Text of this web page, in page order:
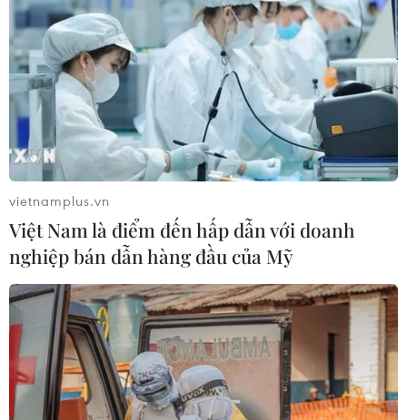
Người dân Thủ đô với muôn vàn cách
chống lại nắng nóng
29/05/2015 07:06
Để bảo vệ sức khỏe và chống chọi với cái nóng lên tới
40 độ C, người dân Thủ đô đã sáng tạo muôn vàn cách
vietnamplus.vn
Việt Nam là điểm đến hấp dẫn với doanh
nghiệp bán dẫn hàng đầu của Mỹ